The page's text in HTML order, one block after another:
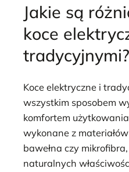
Jakie są
koce
tradycyjnymi?
Koce elektryczne i
wszystkim sposobem
komfortem
wykonane z
bawełna czy
naturalnych